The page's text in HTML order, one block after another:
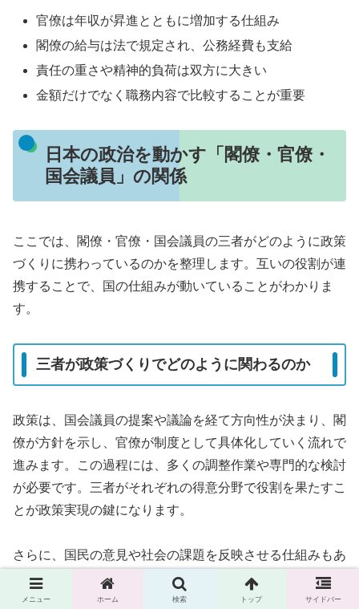
官僚は年収が昇進とともに増加する仕組み
閣僚の給与は法で規定され、公務経費も支給
責任の重さや精神的負荷は双方に大きい
金額だけでなく職務内容で比較することが重要
日本の政治を動かす「閣僚・官僚・
国会議員」の関係
ここでは、閣僚・官僚・国会議員の三者がどのように政策
づくりに携わっているのかを整理します。互いの役割が連
携することで、国の仕組みが動いていることがわかりま
す。
三者が政策づくりでどのように関わるのか
政策は、国会議員の提案や議論を経て方向性が決まり、閣
僚が方針を示し、官僚が制度として具体化していく流れで
進みます。この過程には、多くの調整作業や専門的な検討
が必要です。三者がそれぞれの得意分野で役割を果たすこ
とが政策実現の鍵になります。
さらに、国民の意見や社会の課題を反映させる仕組みもあ
り、政策づくりは単なる手続きではなく、社会全体の動き
を読み取る作業でもあります。
メニュー ホーム 検索 トップ サイドバー